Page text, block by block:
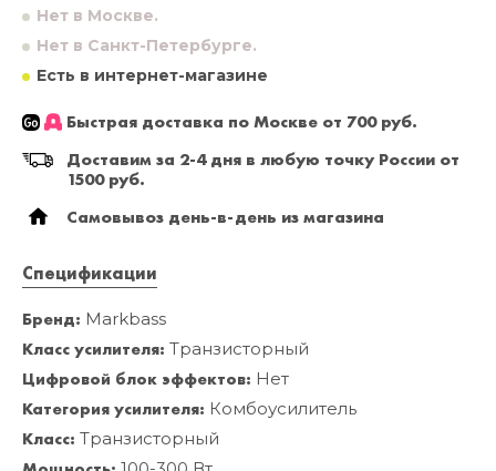
Нет в Москве.
Нет в Санкт-Петербурге.
Есть в интернет-магазине
Быстрая доставка по Москве от 700 руб.
Доставим за 2-4 дня в любую точку России от
1500 руб.
Самовывоз день-в-день из магазина
Спецификации
Бренд: Markbass
Класс усилителя: Транзисторный
Цифровой блок эффектов: Нет
Категория усилителя: Комбоусилитель
Класс: Транзисторный